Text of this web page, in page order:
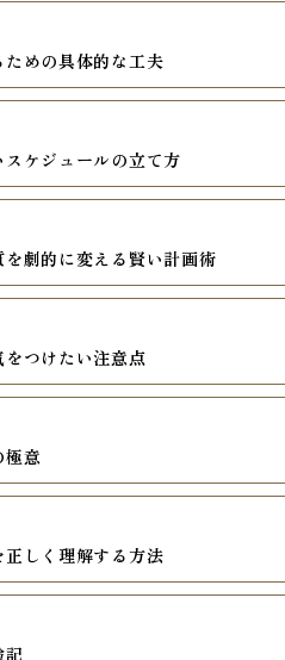
めの具体的な工夫
ケジュールの立て方
劇的に変える賢い計画術
つけたい注意点
極意
しく理解する方法
記